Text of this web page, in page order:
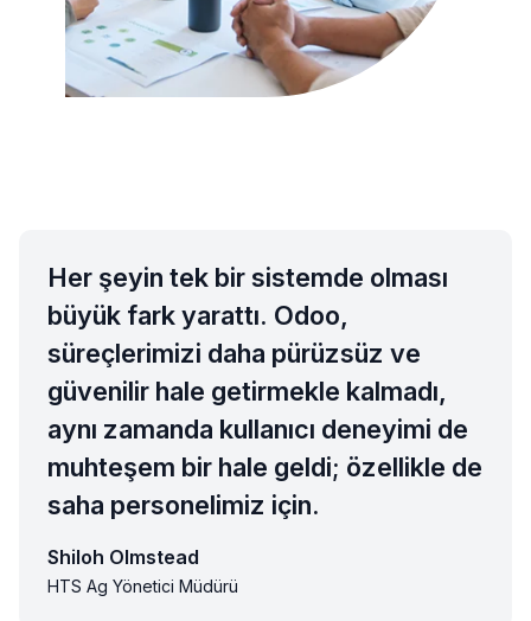
Her şeyin tek bir sistemde olması
büyük fark yarattı. Odoo,
süreçlerimizi daha pürüzsüz ve
güvenilir hale getirmekle kalmadı,
aynı zamanda kullanıcı deneyimi de
muhteşem bir hale geldi; özellikle de
saha personelimiz için.
Shiloh Olmstead
HTS Ag Yönetici Müdürü